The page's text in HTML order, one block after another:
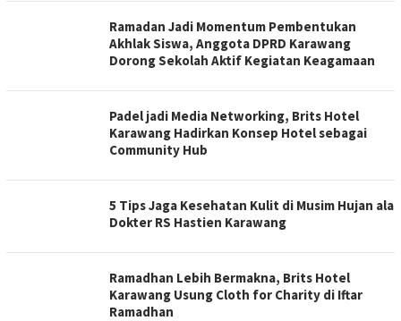
Ramadan Jadi Momentum Pembentukan
Akhlak Siswa, Anggota DPRD Karawang
Dorong Sekolah Aktif Kegiatan Keagamaan
Padel jadi Media Networking, Brits Hotel
Karawang Hadirkan Konsep Hotel sebagai
Community Hub
5 Tips Jaga Kesehatan Kulit di Musim Hujan ala
Dokter RS Hastien Karawang
Ramadhan Lebih Bermakna, Brits Hotel
Karawang Usung Cloth for Charity di Iftar
Ramadhan